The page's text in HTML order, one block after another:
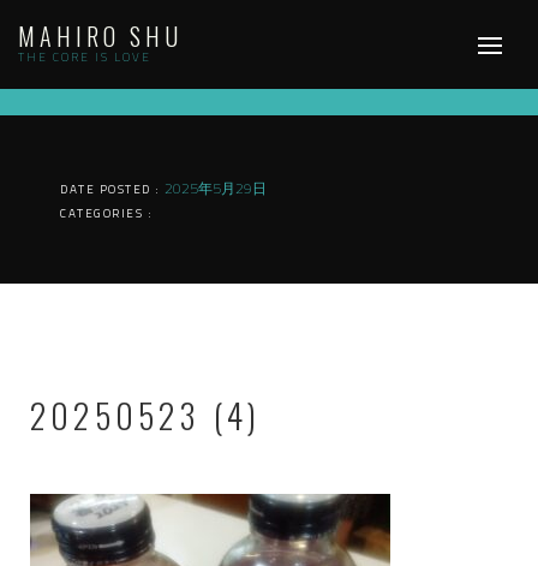
content
MAHIRO SHU
THE CORE IS LOVE
DATE POSTED : 2025年5月29日
CATEGORIES :
20250523 (4)